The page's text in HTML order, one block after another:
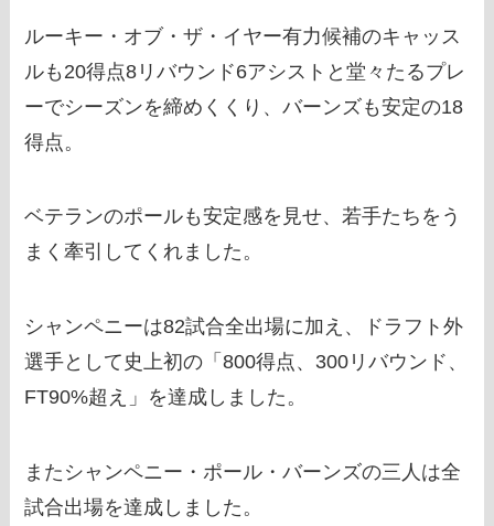
ルーキー・オブ・ザ・イヤー有力候補のキャッス
ルも20得点8リバウンド6アシストと堂々たるプレ
ーでシーズンを締めくくり、バーンズも安定の18
得点。
ベテランのポールも安定感を見せ、若手たちをう
まく牽引してくれました。
シャンペニーは82試合全出場に加え、ドラフト外
選手として史上初の「800得点、300リバウンド、
FT90%超え」を達成しました。
またシャンペニー・ポール・バーンズの三人は全
試合出場を達成しました。